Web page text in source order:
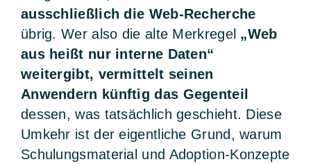
ausschließlich die Web-Recherche
übrig. Wer also die alte Merkregel „Web
aus heißt nur interne Daten“
weitergibt, vermittelt seinen
Anwendern künftig das Gegenteil
dessen, was tatsächlich geschieht. Diese
Umkehr ist der eigentliche Grund, warum
Schulungsmaterial und Adoption-Konzepte